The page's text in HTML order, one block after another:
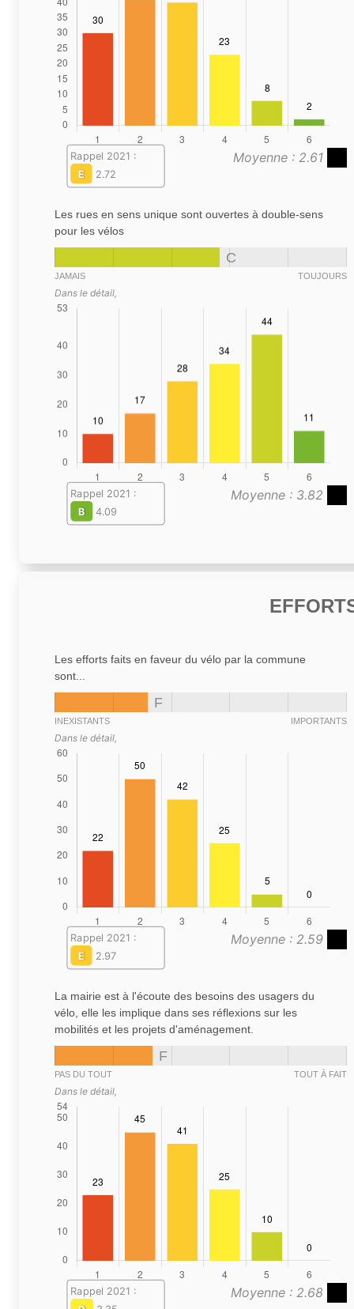
Moyenne : 2.61
Rappel 2021 :
E
2.72
Les rues en sens unique sont ouvertes à double-sens
pour les vélos
C
JAMAIS TOUJOURS
Dans le détail,
Moyenne : 3.82
Rappel 2021 :
B
4.09
Les efforts faits en faveur du vélo par la commune
sont...
F
INEXISTANTS IMPORTANTS
Dans le détail,
Moyenne : 2.59
Rappel 2021 :
E
2.97
La mairie est à l'écoute des besoins des usagers du
vélo, elle les implique dans ses réflexions sur les
mobilités et les projets d'aménagement.
F
PAS DU TOUT TOUT À FAIT
Dans le détail,
Moyenne : 2.68
Rappel 2021 :